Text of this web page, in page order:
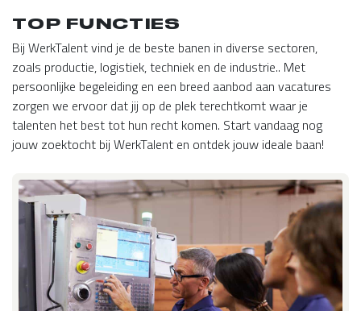
TOP FUNCTIES
Bij WerkTalent vind je de beste banen in diverse sectoren,
zoals productie, logistiek, techniek en de industrie.. Met
persoonlijke begeleiding en een breed aanbod aan vacatures
zorgen we ervoor dat jij op de plek terechtkomt waar je
talenten het best tot hun recht komen. Start vandaag nog
jouw zoektocht bij WerkTalent en ontdek jouw ideale baan!